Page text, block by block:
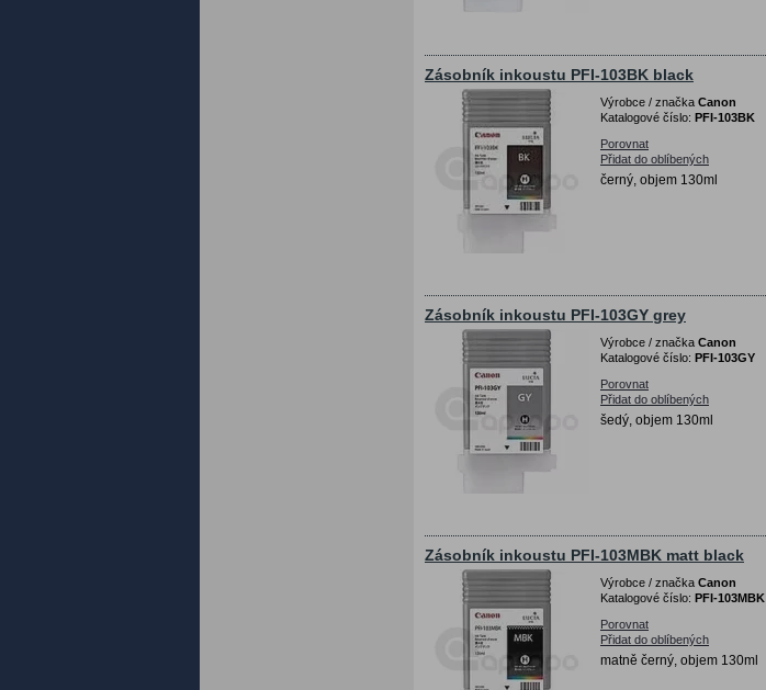
Zásobník inkoustu PFI-103BK black
Výrobce / značka Canon
Katalogové číslo: PFI-103BK
Porovnat
Přidat do oblíbených
černý, objem 130ml
Zásobník inkoustu PFI-103GY grey
Výrobce / značka Canon
Katalogové číslo: PFI-103GY
Porovnat
Přidat do oblíbených
šedý, objem 130ml
Zásobník inkoustu PFI-103MBK matt black
Výrobce / značka Canon
Katalogové číslo: PFI-103MBK
Porovnat
Přidat do oblíbených
matně černý, objem 130ml